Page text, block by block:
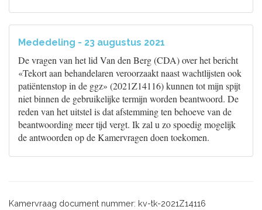
Mededeling - 23 augustus 2021
De vragen van het lid Van den Berg (CDA) over het bericht
«Tekort aan behandelaren veroorzaakt naast wachtlijsten ook
patiëntenstop in de ggz» (2021Z14116) kunnen tot mijn spijt
niet binnen de gebruikelijke termijn worden beantwoord. De
reden van het uitstel is dat afstemming ten behoeve van de
beantwoording meer tijd vergt. Ik zal u zo spoedig mogelijk
de antwoorden op de Kamervragen doen toekomen.
Kamervraag document nummer: kv-tk-2021Z14116